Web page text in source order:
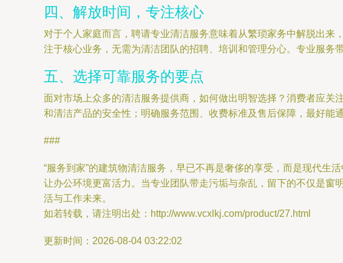
四、解放时间，专注核心
对于个人家庭而言，聘请专业清洁服务意味着从繁琐家务中解脱出
注于核心业务，无需为清洁团队的招聘、培训和管理分心。专业服务
五、选择可靠服务的要点
面对市场上众多的清洁服务提供商，如何做出明智选择？消费者应
和清洁产品的安全性；明确服务范围、收费标准及售后保障，最好能
###
“服务到家”的建筑物清洁服务，早已不再是奢侈的享受，而是现代生
让办公环境更富活力。当专业团队带走污垢与杂乱，留下的不仅是
活与工作未来。
如若转载，请注明出处：http://www.vcxlkj.com/product/27.html
更新时间：2026-08-04 03:22:02